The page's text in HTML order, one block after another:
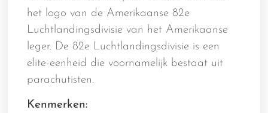
het logo van de Amerikaanse 82e
Luchtlandingsdivisie van het Amerikaanse
leger. De 82e Luchtlandingsdivisie is een
elite-eenheid die voornamelijk bestaat uit
parachutisten.
Kenmerken: